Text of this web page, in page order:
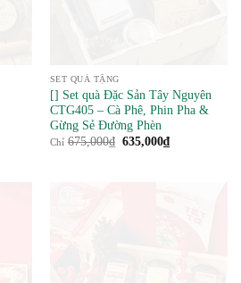
SET QUÀ TẶNG
[] Set quà Đặc Sản Tây Nguyên
CTG405 – Cà Phê, Phin Pha &
Gừng Sẻ Đường Phèn
Chỉ 675,000₫ Giá
635,000₫Giá